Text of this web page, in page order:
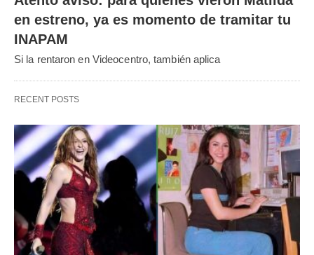
en estreno, ya es momento de tramitar tu
INAPAM
Si la rentaron en Videocentro, también aplica
RECENT POSTS